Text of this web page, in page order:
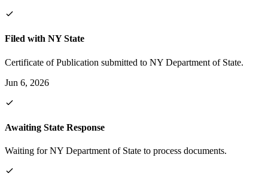
Filed with NY State
Certificate of Publication submitted to NY Department of State.
Jun 6, 2026
Awaiting State Response
Waiting for NY Department of State to process documents.